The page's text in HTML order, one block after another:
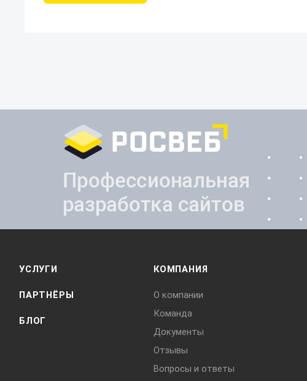
УСЛУГИ
ПАРТНЁРЫ
БЛОГ
КОМПАНИЯ
О компании
Команда
Документы
Отзывы
Вопросы и ответы